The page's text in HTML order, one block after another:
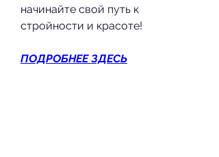
начинайте свой путь к
стройности и красоте!
ПОДРОБНЕЕ ЗДЕСЬ